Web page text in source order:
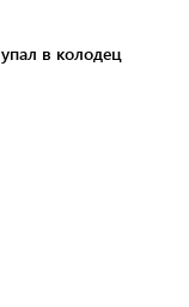
в колодец